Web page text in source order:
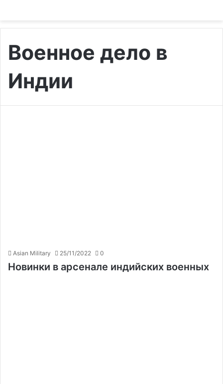
Военное дело в
Индии
Asian Military 25/11/2022 0
Новинки в арсенале индийских военных